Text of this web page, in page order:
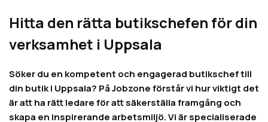
Hitta den rätta butikschefen för din
verksamhet i Uppsala
Söker du en kompetent och engagerad butikschef till
din butik i Uppsala? På Jobzone förstår vi hur viktigt det
är att ha rätt ledare för att säkerställa framgång och
skapa en inspirerande arbetsmiljö. Vi är specialiserade